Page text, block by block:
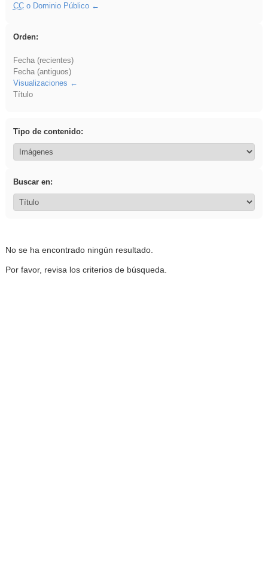
CCo Dominio Público
Orden:
Fecha (recientes)
Fecha (antiguos)
Visualizaciones
Título
Tipo de contenido:
Buscar en:
No se ha encontrado ningún resultado.
Por favor, revisa los criterios de búsqueda.